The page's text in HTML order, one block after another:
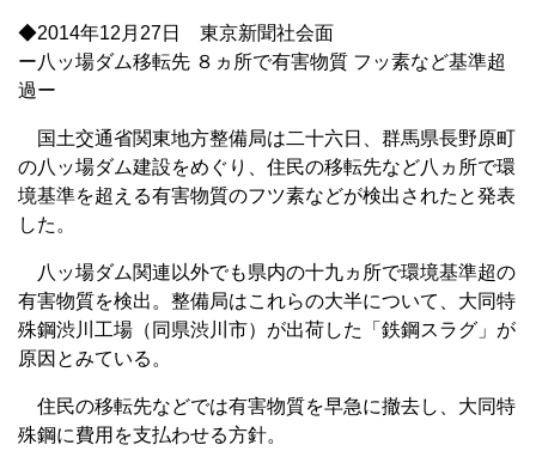
◆2014年12月27日 東京新聞社会面
ー八ッ場ダム移転先 ８ヵ所で有害物質 フッ素など基準超
過ー
国土交通省関東地方整備局は二十六日、群馬県長野原町
の八ッ場ダム建設をめぐり、住民の移転先など八ヵ所で環
境基準を超える有害物質のフツ素などが検出されたと発表
した。
八ッ場ダム関連以外でも県内の十九ヵ所で環境基準超の
有害物質を検出。整備局はこれらの大半について、大同特
殊鋼渋川工場（同県渋川市）が出荷した「鉄鋼スラグ」が
原因とみている。
住民の移転先などでは有害物質を早急に撤去し、大同特
殊鋼に費用を支払わせる方針。